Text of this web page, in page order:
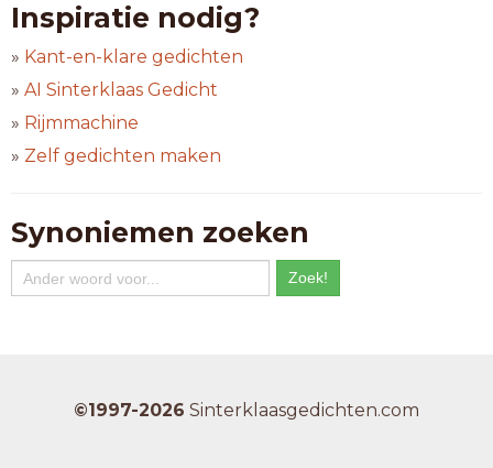
Inspiratie nodig?
» Kant-en-klare gedichten
» AI Sinterklaas Gedicht
» Rijmmachine
» Zelf gedichten maken
Synoniemen zoeken
©1997-2026 Sinterklaasgedichten.com